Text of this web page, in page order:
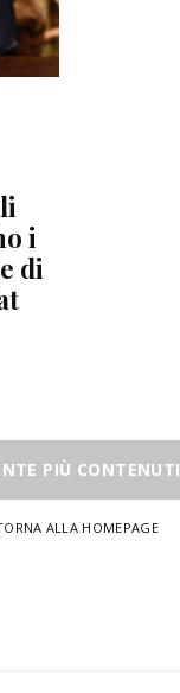
i
di
PIÙ CONTENUTI
ALLA HOMEPAGE